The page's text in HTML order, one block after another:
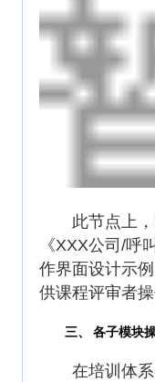
此节点上，
《XXX公司/
作界面设计示
供课程评审者操
三、 各子模块
在培训体系